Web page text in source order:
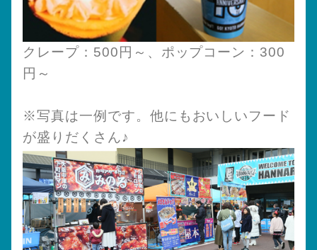
クレープ：500円～、ポップコーン：300
円～
※写真は一例です。他にもおいしいフード
が盛りだくさん♪